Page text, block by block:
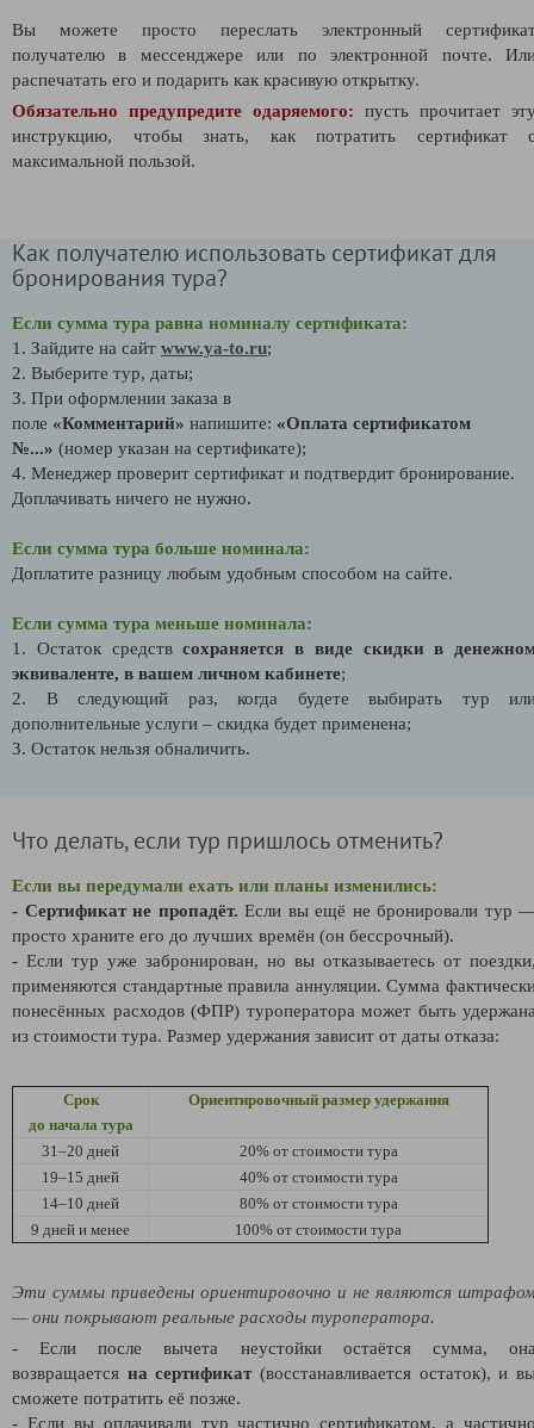
Вы можете просто переслать электронный
получателю в мессенджере или по электронной почте.
распечатать его и подарить как красивую открытку.
Обязательно предупредите одаряемого:
пусть прочитает
инструкцию, чтобы знать, как потратить сертификат
максимальной пользой.
Как получателю использовать сертификат для
бронирования тура?
Если сумма тура равна номиналу сертификата:
1. Зайдите на сайт www.ya-to.ru;
2. Выберите тур, даты;
3. При оформлении заказа в
поле «Комментарий» напишите: «Оплата сертификатом
№...» (номер указан на сертификате);
4. Менеджер проверит сертификат и подтвердит бронирование.
Доплачивать ничего не нужно.
Если сумма тура больше номинала:
Доплатите разницу любым удобным способом на сайте.
Если сумма тура меньше номинала:
1. Остаток средствсохраняется в виде скидки в
эквиваленте, в вашем личном кабинете;
2. В следующий раз, когда будете выбирать тур
дополнительные услуги – скидка будет применена;
3. Остаток нельзя обналичить.
Что делать, если тур пришлось отменить?
Если вы передумали ехать или планы изменились:
- Сертификат не пропадёт. Если вы ещё не бронировали тур
просто храните его до лучших времён (он бессрочный).
- Если тур уже забронирован, но вы отказываетесь от
применяются стандартные правила аннуляции. Сумма
понесённых расходов (ФПР) туроператора может быть
из стоимости тура. Размер удержания зависит от даты отказа:
Срок
до начала тура
Ориентировочный размер удержания
31–20 дней
20% от стоимости тура
19–15 дней
40% от стоимости тура
14–10 дней
80% от стоимости тура
9 дней и менее
100% от стоимости тура
Эти суммы приведены ориентировочно и не являются
— они покрывают реальные расходы туроператора.
- Если после вычета неустойки остаётся сумма,
возвращается на сертификат(восстанавливается остаток), и
сможете потратить её позже.
- Если вы оплачивали тур частично сертификатом, а